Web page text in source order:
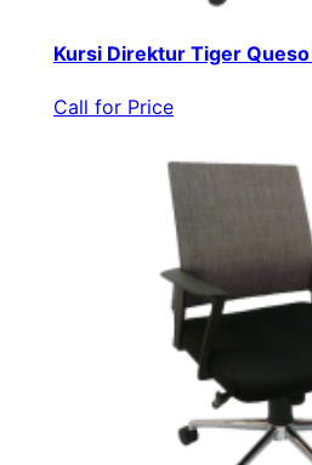
Kursi Direktur Tiger
Call for Price